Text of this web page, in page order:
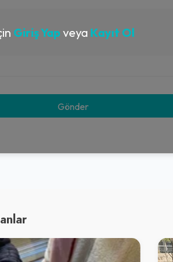
Giriş Yap veya Kayıt Ol